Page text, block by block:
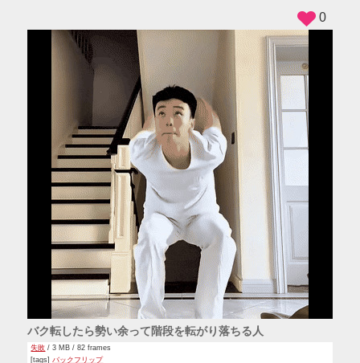
バク転したら勢い余って階段を転がり落ちる人
失敗 / 3 MB / 82 frames
[tags] バックフリップ
0